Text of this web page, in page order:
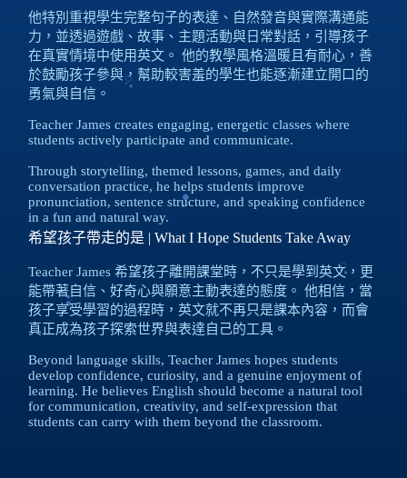
他特別重視學生完整句子的表達、自然發音與實際溝通能
力，並透過遊戲、故事、主題活動與日常對話，引導孩子
在真實情境中使用英文。 他的教學風格溫暖且有耐心，善
於鼓勵孩子參與，幫助較害羞的學生也能逐漸建立開口的
勇氣與自信。
Teacher James creates engaging, energetic classes where
students actively participate and communicate.
Through storytelling, themed lessons, games, and daily
conversation practice, he helps students improve
pronunciation, sentence structure, and speaking confidence
in a fun and natural way.
希望孩子帶走的是 | What I Hope Students Take Away
Teacher James 希望孩子離開課堂時，不只是學到英文，更
能帶著自信、好奇心與願意主動表達的態度。 他相信，當
孩子享受學習的過程時，英文就不再只是課本內容，而會
真正成為孩子探索世界與表達自己的工具。
Beyond language skills, Teacher James hopes students
develop confidence, curiosity, and a genuine enjoyment of
learning. He believes English should become a natural tool
for communication, creativity, and self-expression that
students can carry with them beyond the classroom.